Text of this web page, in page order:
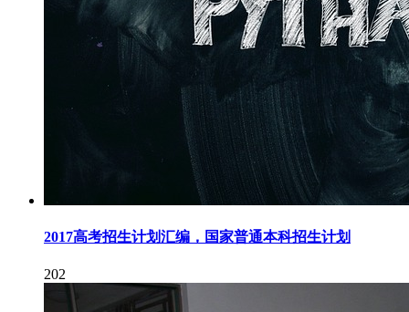
2017高考招生计划汇编，国家普通本科招生计划
202